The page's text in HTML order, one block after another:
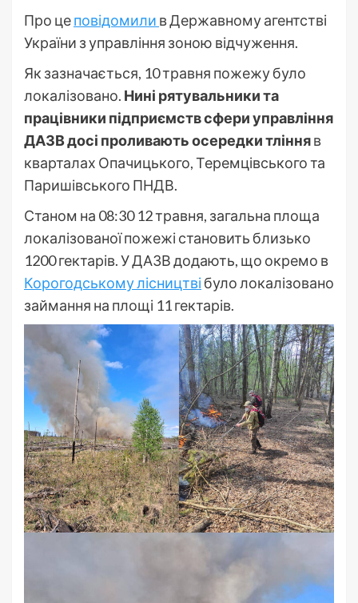
Про цеповідомили в Державному агентстві
України з управління зоною відчуження.
Як зазначається, 10 травня пожежу було
локалізовано. Нині рятувальники та
працівники підприємств сфери управління
ДАЗВ досі проливають осередки тлінняв
кварталах Опачицького, Теремцівського та
Паришівського ПНДВ.
Станом на 08:30 12 травня, загальна площа
локалізованої пожежі становить близько
1200 гектарів. У ДАЗВ додають, що окремо в
Корогодському лісництвібуло локалізовано
займання на площі 11 гектарів.